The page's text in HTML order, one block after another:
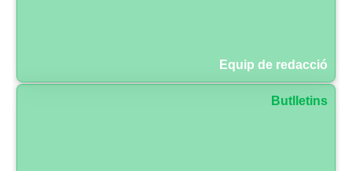
Equip de redacció
Butlletins